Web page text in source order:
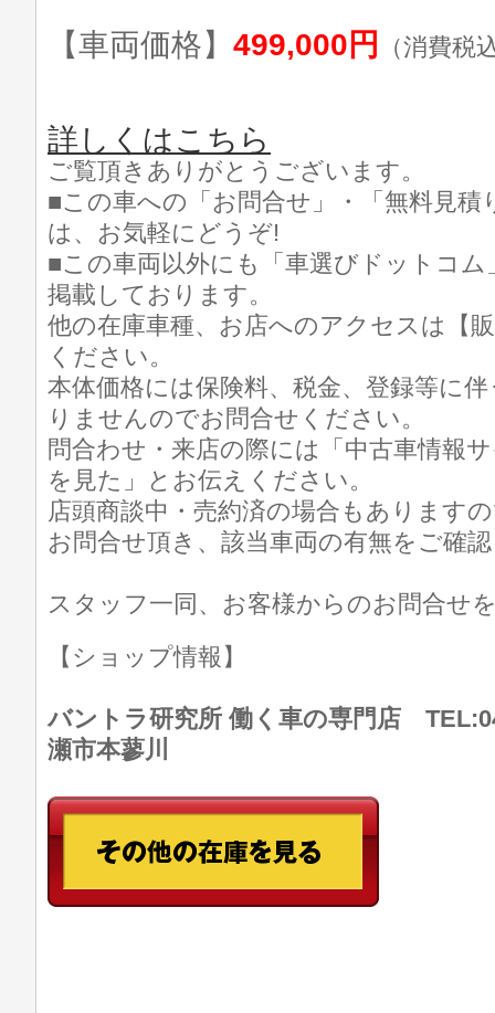
【車両価格】 499,000円 （消費税
詳しくはこちら
ご覧頂きありがとうございます。
■この車への「お問合せ」・「無料見積
は、お気軽にどうぞ!
■この車両以外にも「車選びドットコ
掲載しております。
他の在庫車種、お店へのアクセスは【
ください。
本体価格には保険料、税金、登録等に
りませんのでお問合せください。
問合わせ・来店の際には「中古車情報
を見た」とお伝えください。
店頭商談中・売約済の場合もあります
お問合せ頂き、該当車両の有無をご確
スタッフ一同、お客様からのお問合せ
【ショップ情報】
バントラ研究所 働く車の専門店
瀬市本蓼川